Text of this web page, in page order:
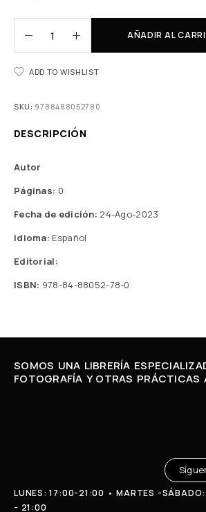
AÑADIR AL
ADD TO WISHLIST
SKU: 9788488052780
DESCRIPCIÓN
Autor
Páginas: 0
Fecha de edición: 24-Ago-2023
Idioma: Español
Editorial:
ISBN: 978-84-88052-78-0
SOMOS UNA LIBRERÍA
FOTOGRAFÍA Y OTRAS PRÁCTICAS
LUNES: 17:00-21:00 • MARTES -
- 21:00